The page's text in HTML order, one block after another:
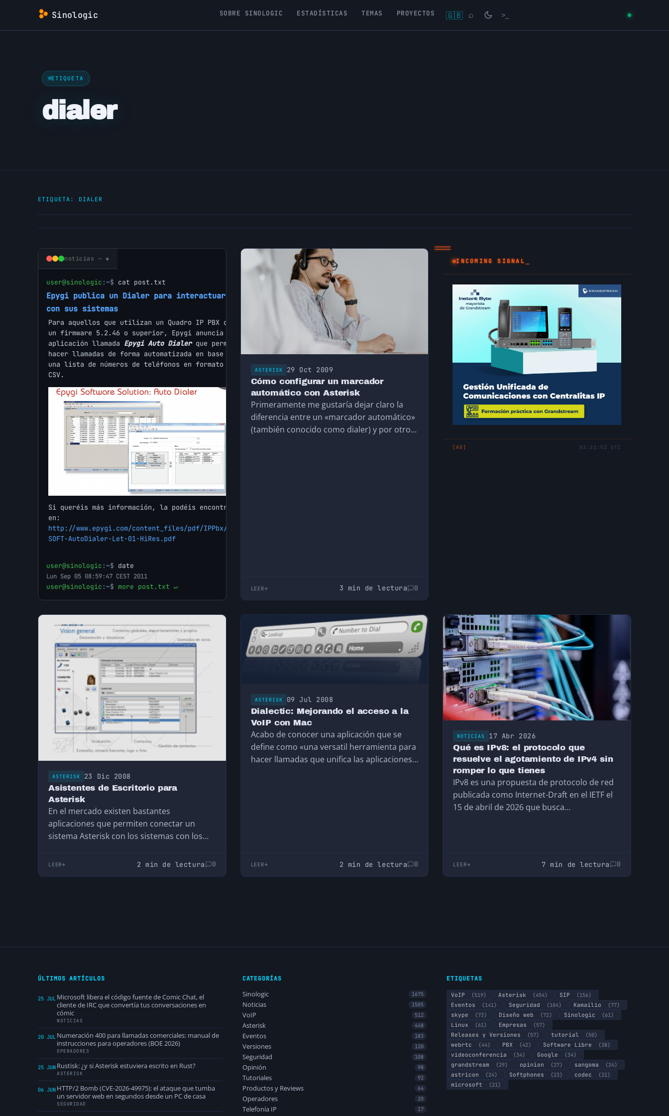
contenido
Sinologic SOBRE SINOLOGIC ESTADÍSTICAS TEMAS PROYECTOS 🇬🇧 ⌕ >_
ETIQUETA
dialer
ETIQUETA: DIALER
noticias — ◈
user@sinologic : ~$ cat post.txt
Epygi publica un Dialer para interactuar
con sus sistemas
Para aquellos que utilizan un Quadro IP PBX con
un firmware 5.2.46 o superior, Epygi anuncia una
aplicación llamada Epygi Auto Dialerque permite
hacer llamadas de forma automatizada en base a
una lista de números de teléfonos en formato
CSV.
Si queréis más información, la podéis encontrar
en:
http://www.epygi.com/content_files/pdf/IPPbx/TD-
SOFT-AutoDialer-Let-01-HiRes.pdf
user@sinologic : ~$ date
Lun Sep 05 08:59:47 CEST 2011
user@sinologic : ~$ more post.txt ↵
ASTERISK 29 Oct 2009
Cómo configurar un marcador
automático con Asterisk
Primeramente me gustaría dejar claro la
diferencia entre un «marcador automático»
(también conocido como dialer) y por otro
LEER 3 min de lectura 0
INCOMING SIGNAL
[AD] 03:21:52 UTC
ASTERISK 23 Dic 2008
Asistentes de Escritorio para
Asterisk
En el mercado existen bastantes
aplicaciones que permiten conectar un
sistema Asterisk con los sistemas con los
LEER 2 min de lectura 0
ASTERISK 09 Jul 2008
Dialectic: Mejorando el acceso a la
VoIP con Mac
Acabo de conocer una aplicación que se
define como «una versatil herramienta para
hacer llamadas que unifica las aplicaciones
LEER 2 min de lectura 0
NOTICIAS 17 Abr 2026
Qué es IPv8: el protocolo que
resuelve el agotamiento de IPv4 sin
romper lo que tienes
IPv8 es una propuesta de protocolo de red
publicada como Internet-Draft en el IETF el
15 de abril de 2026 que busca…
LEER 7 min de lectura 0
ÚLTIMOS ARTÍCULOS
25 JUL Microsoft libera el código fuente de Comic Chat, el
cliente de IRC que convertía tus conversaciones en
cómic
NOTICIAS
20 JUL Numeración 400 para llamadas comerciales: manual de
instrucciones para operadores (BOE 2026)
OPERADORES
25 JUN Rustisk: ¿y si Asterisk estuviera escrito en Rust?
ASTERISK
06 JUN HTTP/2 Bomb (CVE-2026-49975): el ataque que tumba
un servidor web en segundos desde un PC de casa
SEGURIDAD
CATEGORÍAS
Sinologic 1675
Noticias 1505
VoIP 512
Asterisk 448
Eventos 183
Versiones 120
Seguridad 108
Opinión 98
Tutoriales 92
Productos y Reviews 64
Operadores 20
Telefonía IP 17
ETIQUETAS
VoIP (519) Asterisk (454) SIP
(156)
Eventos
(141) Seguridad (104) Kamailio
(77)
skype
(73) Diseño web (72) Sinologic
(61)
Linux
(61) Empresas
(57)
Releases y Versiones
(57) tutorial
(50)
webrtc
(44) PBX (42) Software Libre
(38)
videoconferencia
(34) Google
(34)
grandstream
(29) opinion (27) sangoma
(24)
astricon
(24) Softphones (23) codec
(21)
microsoft
(21)